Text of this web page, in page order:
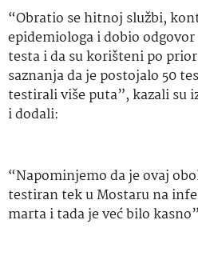
“Obratio se hitnoj službi,
epidemiologa i dobio
testa i da su korišteni po
saznanja da je postojalo 50
testirali više puta”, kazali su
i dodali:
“Napominjemo da je ovaj
testiran tek u Mostaru na
marta i tada je već bilo